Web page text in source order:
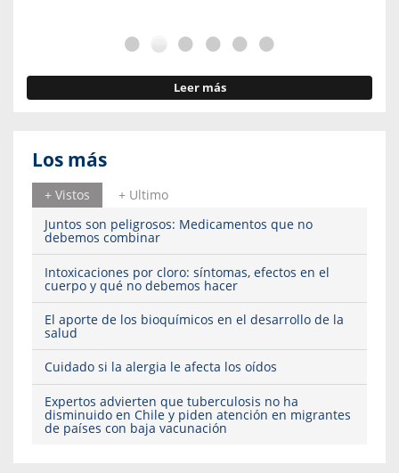
Leer más
Los más
+ Vistos
+ Ultimo
Juntos son peligrosos: Medicamentos que no
debemos combinar
Intoxicaciones por cloro: síntomas, efectos en el
cuerpo y qué no debemos hacer
El aporte de los bioquímicos en el desarrollo de la
salud
Cuidado si la alergia le afecta los oídos
Expertos advierten que tuberculosis no ha
disminuido en Chile y piden atención en migrantes
de países con baja vacunación